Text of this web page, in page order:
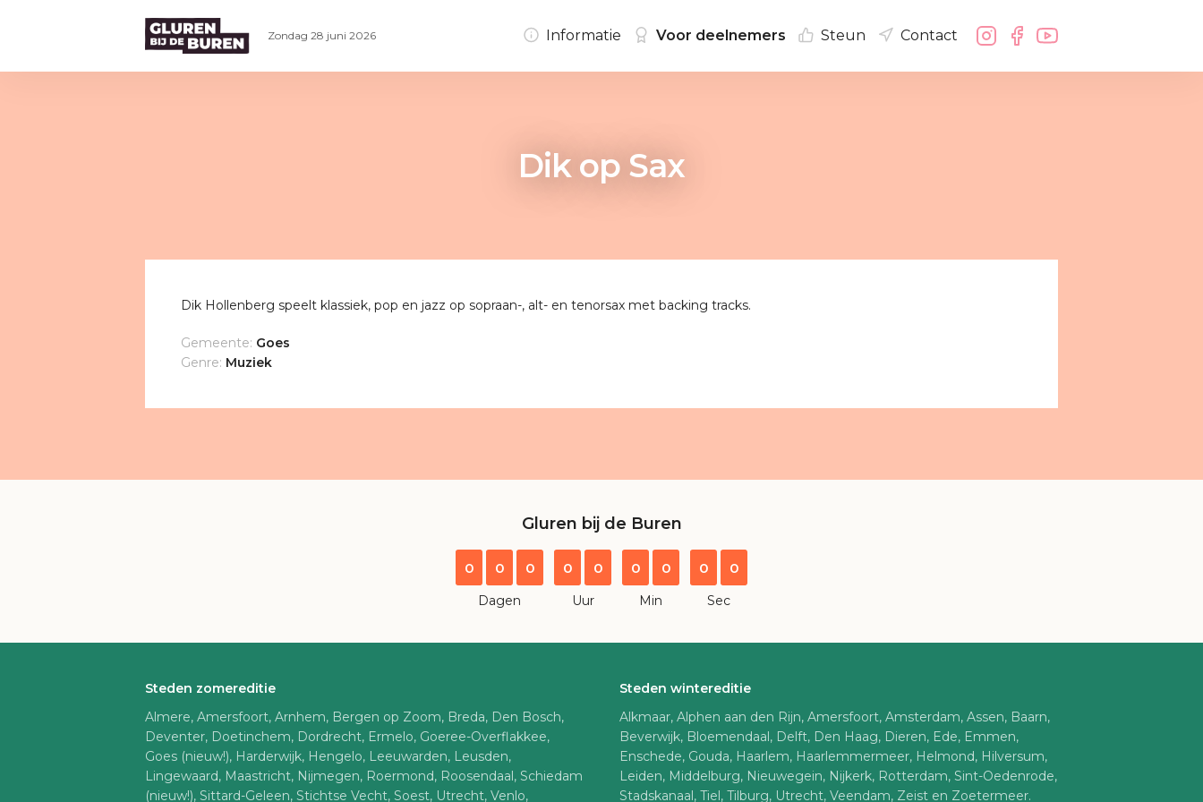
Dik op Sax
Dik Hollenberg speelt klassiek, pop en jazz op sopraan-, alt- en tenorsax met backing tracks.
Gemeente: Goes
Genre: Muziek
Gluren bij de Buren
0 0 0
Dagen
0 0
Uur
0 0
Min
0 0
Sec
Steden zomereditie
Almere, Amersfoort, Arnhem, Bergen op Zoom, Breda, Den Bosch,
Deventer, Doetinchem, Dordrecht, Ermelo, Goeree-Overflakkee,
Goes (nieuw!), Harderwijk, Hengelo, Leeuwarden, Leusden,
Lingewaard, Maastricht, Nijmegen, Roermond, Roosendaal, Schiedam
(nieuw!), Sittard-Geleen, Stichtse Vecht, Soest, Utrecht, Venlo,
Steden wintereditie
Alkmaar, Alphen aan den Rijn, Amersfoort, Amsterdam, Assen, Baarn,
Beverwijk, Bloemendaal, Delft, Den Haag, Dieren, Ede, Emmen,
Enschede, Gouda, Haarlem, Haarlemmermeer, Helmond, Hilversum,
Leiden, Middelburg, Nieuwegein, Nijkerk, Rotterdam, Sint-Oedenrode,
Stadskanaal, Tiel, Tilburg, Utrecht, Veendam, Zeist en Zoetermeer.
Zondag 28 juni 2026 Informatie Voor deelnemers Steun Contact